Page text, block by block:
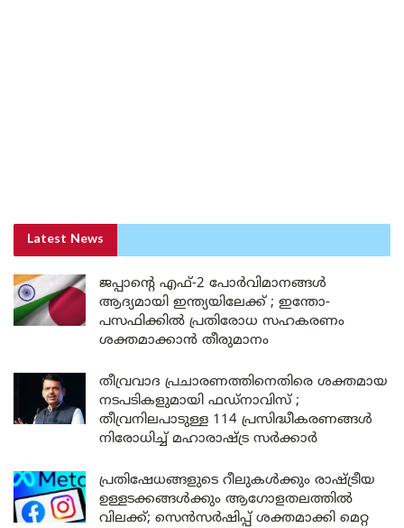
Latest News
ജപ്പാന്റെ എഫ്-2 പോർവിമാനങ്ങൾ
ആദ്യമായി ഇന്ത്യയിലേക്ക് ; ഇന്തോ-
പസഫിക്കിൽ പ്രതിരോധ സഹകരണം
ശക്തമാക്കാൻ തീരുമാനം
തീവ്രവാദ പ്രചാരണത്തിനെതിരെ ശക്തമായ
നടപടികളുമായി ഫഡ്നാവിസ് ;
തീവ്രനിലപാടുള്ള 114 പ്രസിദ്ധീകരണങ്ങൾ
നിരോധിച്ച് മഹാരാഷ്ട്ര സർക്കാർ
പ്രതിഷേധങ്ങളുടെ റീലുകൾക്കും രാഷ്ട്രീയ
ഉള്ളടക്കങ്ങൾക്കും ആഗോളതലത്തിൽ
വിലക്ക്; സെൻസർഷിപ്പ് ശക്തമാക്കി മെറ്റ